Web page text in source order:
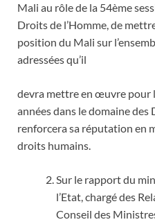
Mali au rôle de la 54ème
Droits de l’Homme, de
position du Mali sur
adressées qu’il
devra mettre en œuvre pour
années dans le domaine des
renforcera sa réputation en
droits humains.
Sur le rapport du
l’Etat, chargé des
Conseil des